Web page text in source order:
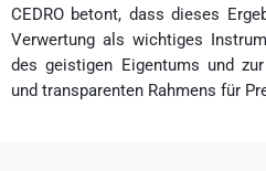
CEDRO betont, dass dieses
Verwertung als wichtiges
des geistigen Eigentums und
und transparenten Rahmens für